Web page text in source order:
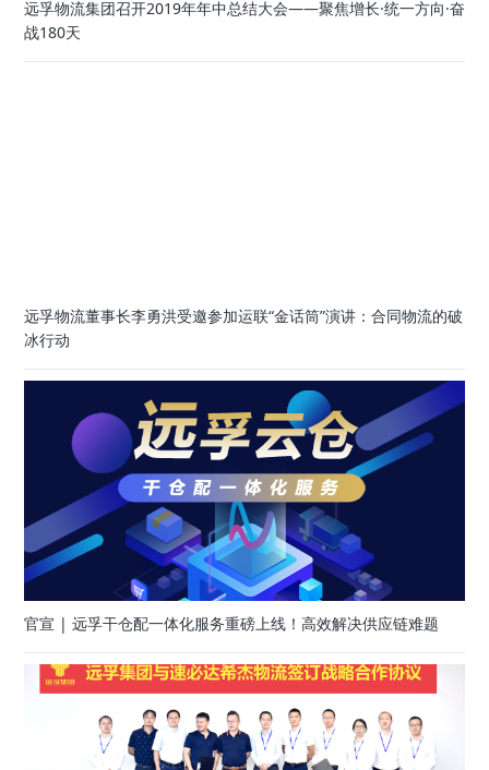
远孚物流集团召开2019年年中总结大会——聚焦增长·统一方向·奋
战180天
远孚物流董事长李勇洪受邀参加运联“金话筒”演讲：合同物流的破
冰行动
官宣 | 远孚干仓配一体化服务重磅上线！高效解决供应链难题